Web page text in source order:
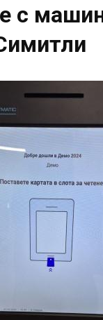
с